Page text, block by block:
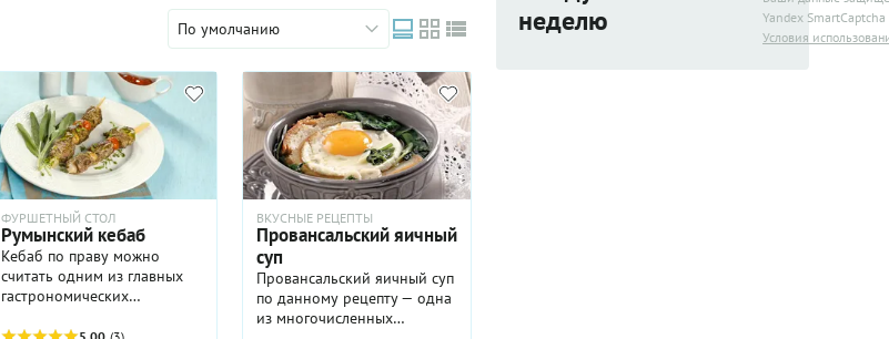
По умолчанию
ФУРШЕТНЫЙ СТОЛ
Румынский кебаб
Кебаб по праву можно
считать одним из главных
гастрономических
ВКУСНЫЕ РЕЦЕПТЫ
Провансальский яичный
суп
Провансальский яичный суп
по данному рецепту — одна
из многочисленных
неделю
Yandex SmartCaptcha
Условия